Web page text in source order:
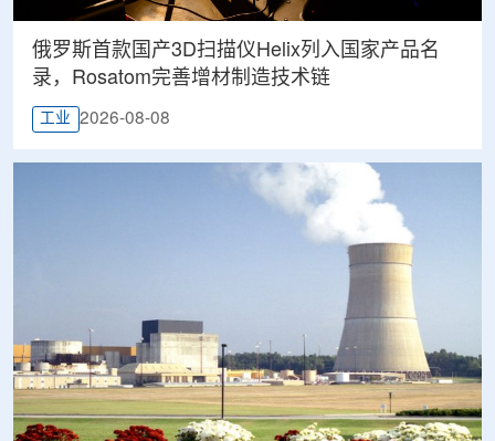
俄罗斯首款国产3D扫描仪Helix列入国家产品名
录，Rosatom完善增材制造技术链
工业 2026-08-08